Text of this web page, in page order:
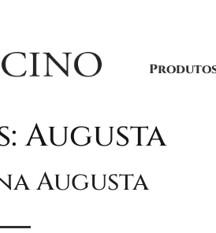
Augusta
Augusta